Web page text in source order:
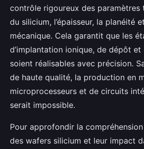
contrôle rigoureux des paramètres
du silicium, l’épaisseur, la planéité
mécanique. Cela garantit que les
d’implantation ionique, de dépôt
soient réalisables avec précision.
de haute qualité, la production en
microprocesseurs et de circuits
serait impossible.
Pour approfondir la
des wafers silicium et leur impact